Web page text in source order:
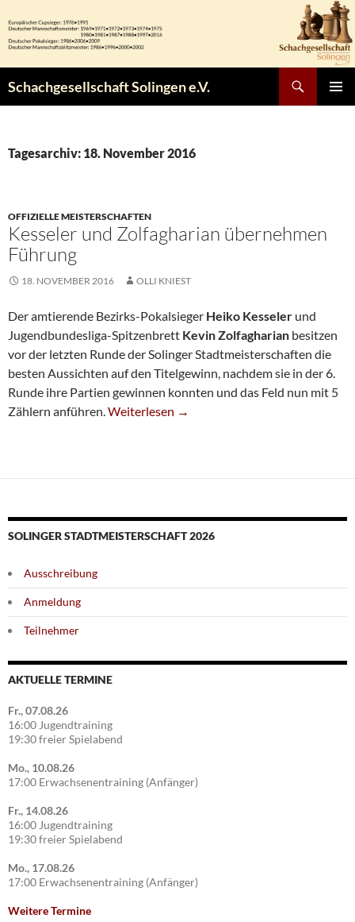
Inhalt
springen
Schachgesellschaft Solingen e.V.
Tagesarchiv: 18. November 2016
OFFIZIELLE MEISTERSCHAFTEN
Kesseler und Zolfagharian übernehmen
Führung
18. NOVEMBER 2016 OLLI KNIEST
Der amtierende Bezirks-Pokalsieger Heiko Kesseler und
Jugendbundesliga-Spitzenbrett Kevin Zolfagharian besitzen
vor der letzten Runde der Solinger Stadtmeisterschaften die
besten Aussichten auf den Titelgewinn, nachdem sie in der 6.
Runde ihre Partien gewinnen konnten und das Feld nun mit 5
Zählern anführen.Kesseler Und Zolfagharian Übernehmen
Weiterlesen →
SOLINGER STADTMEISTERSCHAFT 2026
Ausschreibung
Anmeldung
Teilnehmer
AKTUELLE TERMINE
Fr., 07.08.26
16:00 Jugendtraining
19:30 freier Spielabend
Mo., 10.08.26
17:00 Erwachsenentraining (Anfänger)
Fr., 14.08.26
16:00 Jugendtraining
19:30 freier Spielabend
Mo., 17.08.26
17:00 Erwachsenentraining (Anfänger)
Weitere Termine